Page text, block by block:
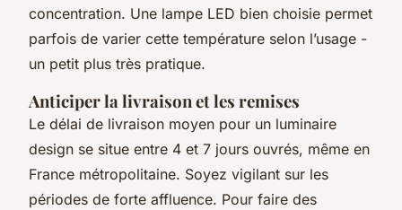
concentration. Une lampe LED bien choisie permet
parfois de varier cette température selon l’usage -
un petit plus très pratique.
Anticiper la livraison et les remises
Le délai de livraison moyen pour un luminaire
design se situe entre 4 et 7 jours ouvrés, même en
France métropolitaine. Soyez vigilant sur les
périodes de forte affluence. Pour faire des